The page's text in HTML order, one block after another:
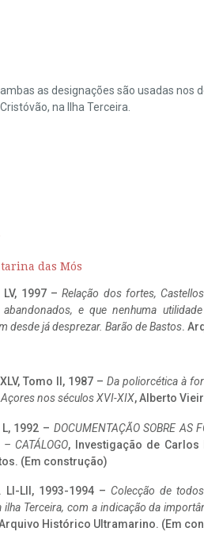
as designações são usadas nos
na Ilha Terceira.
das Mós
LV, 1997 –Relação dos fortes,
abandonados, e que nenhuma
desde já desprezar. Barão de Bastos.
Tomo II, 1987 – Da poliorcética à
nos séculos XVI-XIX, Alberto
1992 – DOCUMENTAÇÃO SOBRE AS
CATÁLOGO, Investigação de
(Em construção)
LI-LII, 1993-1994 – Colecção de
Terceira, com a indicação da
Histórico Ultramarino. (Em